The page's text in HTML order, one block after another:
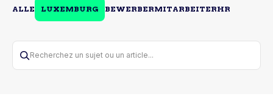
ALLE LUXEMBURG BEWERBERMITARBEITERHR
Recherchez un sujet ou un article...